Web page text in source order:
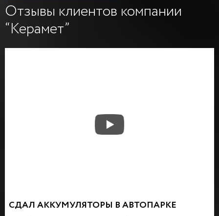
Отзывы клиентов компании
“Керамет”
СДАЛ АККУМУЛЯТОРЫ В АВТОПАРКЕ